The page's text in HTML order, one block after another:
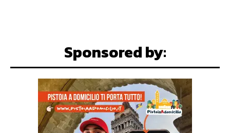
Sponsored by: